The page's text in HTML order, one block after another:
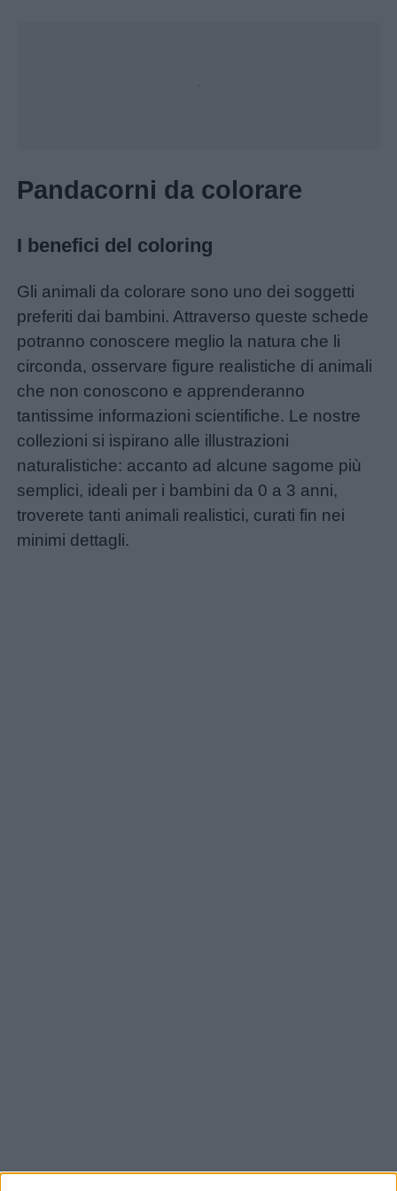
Pandacorni da colorare
I benefici del coloring
Gli animali da colorare sono uno dei soggetti
preferiti dai bambini. Attraverso queste schede
potranno conoscere meglio la natura che li
circonda, osservare figure realistiche di animali
che non conoscono e apprenderanno
tantissime informazioni scientifiche. Le nostre
collezioni si ispirano alle illustrazioni
naturalistiche: accanto ad alcune sagome più
semplici, ideali per i bambini da 0 a 3 anni,
troverete tanti animali realistici, curati fin nei
minimi dettagli.